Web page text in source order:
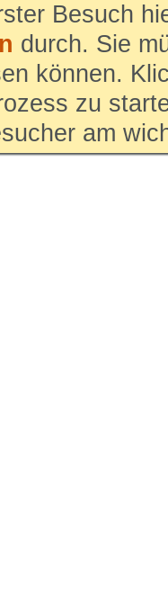
Besuch
durch. Sie
können.
zu
am